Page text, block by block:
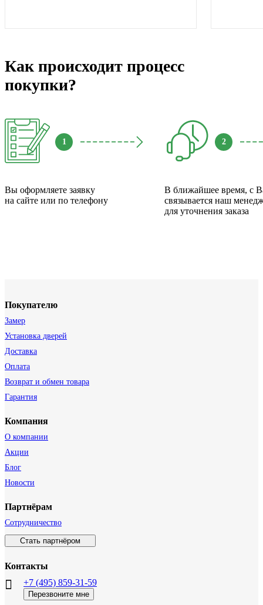
Как происходит процесс
покупки?
1
Вы оформляете заявку
на сайте или по телефону
2
В ближайшее время, с
связывается наш
для уточнения заказа
Покупателю
Замер
Установка дверей
Доставка
Оплата
Возврат и обмен товара
Гарантия
Компания
О компании
Акции
Блог
Новости
Партнёрам
Сотрудничество
Стать партнёром
Контакты
+7 (495) 859-31-59
Перезвоните мне